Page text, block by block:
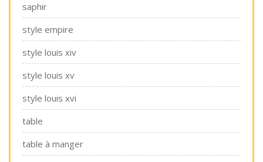
saphir
style empire
style louis xiv
style louis xv
style louis xvi
table
table à manger